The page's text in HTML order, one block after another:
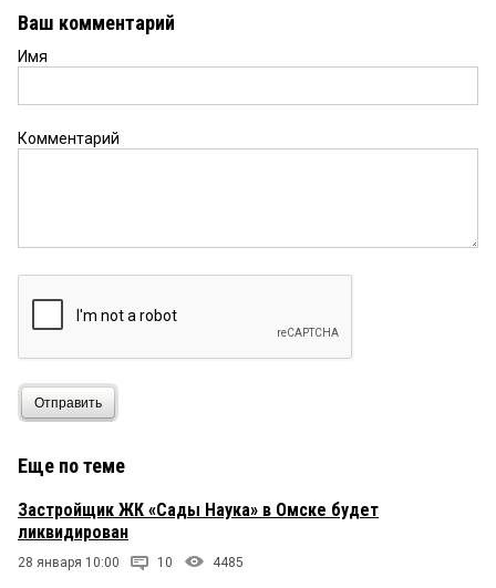
Ваш комментарий
Имя
Комментарий
Отправить
Еще по теме
Застройщик ЖК «Сады Наука» в Омске будет
ликвидирован
28 января 10:00 10 4485